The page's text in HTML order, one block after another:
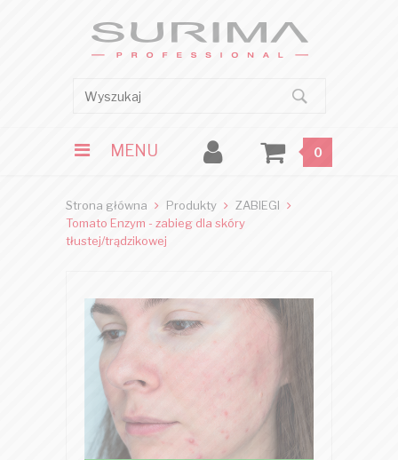
MENU 0
Strona główna Produkty
ZABIEGI
Tomato Enzym - zabieg dla skóry
tłustej/trądzikowej